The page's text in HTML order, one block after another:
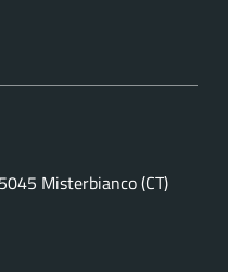
Misterbianco (CT)